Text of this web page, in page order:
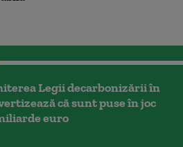
Legii decarbonizării în
că sunt puse în joc
euro